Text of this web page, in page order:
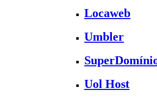
Locaweb
Umbler
Uol Host